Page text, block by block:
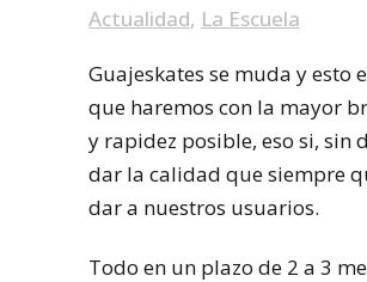
Actualidad, La Escuela
Guajeskates se muda y esto
que haremos con la mayor
y rapidez posible, eso si, sin
dar la calidad que siempre
dar a nuestros usuarios.
Todo en un plazo de 2 a 3